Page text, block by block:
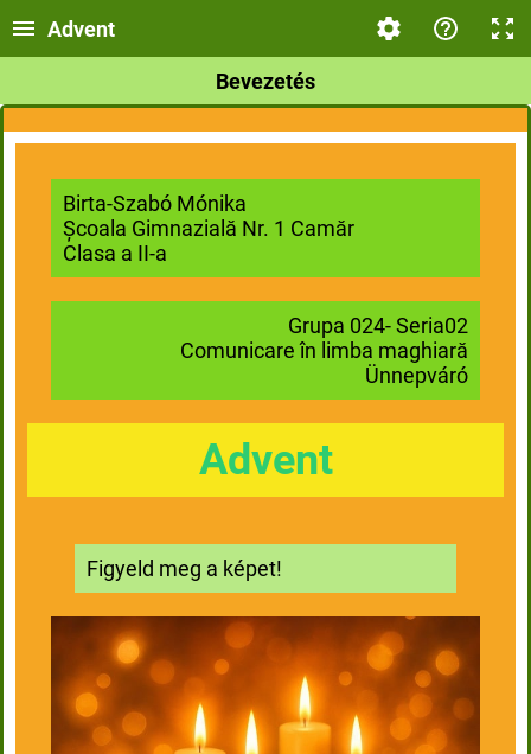
Advent
Bevezetés
Birta-Szabó Mónika
Școala Gimnazială Nr. 1 Camăr
Clasa a II-a
Grupa 024- Seria02
Comunicare în limba maghiară
Ünnepváró
Advent
Figyeld meg a képet!